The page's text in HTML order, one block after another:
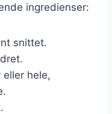
ingredienser:
snittet.
eller hele,